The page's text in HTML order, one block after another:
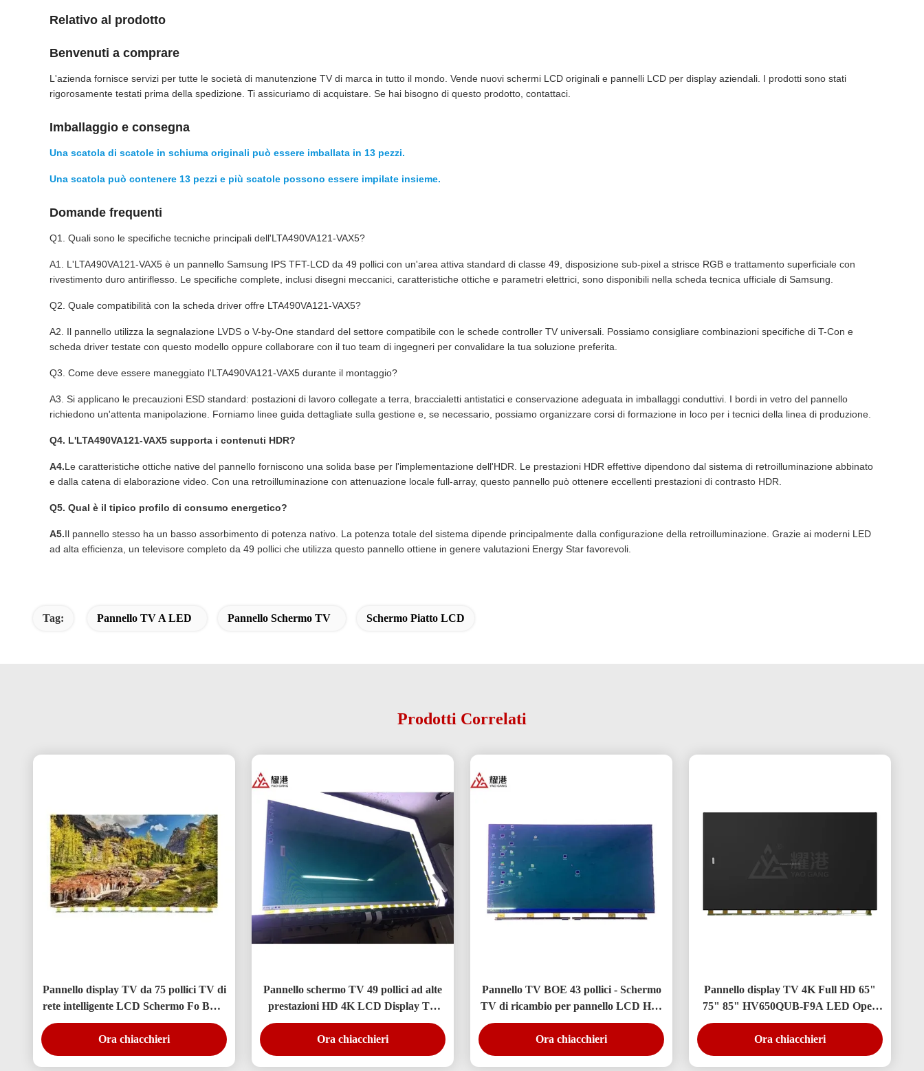
Relativo al prodotto
Benvenuti a comprare
L'azienda fornisce servizi per tutte le società di manutenzione TV di marca in tutto il mondo. Vende nuovi schermi LCD originali e pannelli LCD per display aziendali. I prodotti sono stati
rigorosamente testati prima della spedizione. Ti assicuriamo di acquistare. Se hai bisogno di questo prodotto, contattaci.
Imballaggio e consegna
Una scatola di scatole in schiuma originali può essere imballata in 13 pezzi.
Una scatola può contenere 13 pezzi e più scatole possono essere impilate insieme.
Domande frequenti
Q1. Quali sono le specifiche tecniche principali dell'LTA490VA121-VAX5?
A1. L'LTA490VA121-VAX5 è un pannello Samsung IPS TFT-LCD da 49 pollici con un'area attiva standard di classe 49, disposizione sub-pixel a strisce RGB e trattamento superficiale con
rivestimento duro antiriflesso. Le specifiche complete, inclusi disegni meccanici, caratteristiche ottiche e parametri elettrici, sono disponibili nella scheda tecnica ufficiale di Samsung.
Q2. Quale compatibilità con la scheda driver offre LTA490VA121-VAX5?
A2. Il pannello utilizza la segnalazione LVDS o V-by-One standard del settore compatibile con le schede controller TV universali. Possiamo consigliare combinazioni specifiche di T-Con e
scheda driver testate con questo modello oppure collaborare con il tuo team di ingegneri per convalidare la tua soluzione preferita.
Q3. Come deve essere maneggiato l'LTA490VA121-VAX5 durante il montaggio?
A3. Si applicano le precauzioni ESD standard: postazioni di lavoro collegate a terra, braccialetti antistatici e conservazione adeguata in imballaggi conduttivi. I bordi in vetro del pannello
richiedono un'attenta manipolazione. Forniamo linee guida dettagliate sulla gestione e, se necessario, possiamo organizzare corsi di formazione in loco per i tecnici della linea di produzione.
Q4. L'LTA490VA121-VAX5 supporta i contenuti HDR?
A4.Le caratteristiche ottiche native del pannello forniscono una solida base per l'implementazione dell'HDR. Le prestazioni HDR effettive dipendono dal sistema di retroilluminazione abbinato
e dalla catena di elaborazione video. Con una retroilluminazione con attenuazione locale full-array, questo pannello può ottenere eccellenti prestazioni di contrasto HDR.
Q5. Qual è il tipico profilo di consumo energetico?
A5.Il pannello stesso ha un basso assorbimento di potenza nativo. La potenza totale del sistema dipende principalmente dalla configurazione della retroilluminazione. Grazie ai moderni LED
ad alta efficienza, un televisore completo da 49 pollici che utilizza questo pannello ottiene in genere valutazioni Energy Star favorevoli.
Tag: Pannello TV A LED Pannello Schermo TV Schermo Piatto LCD
Prodotti Correlati
Pannello display TV da 75 pollici TV di
rete intelligente LCD Schermo Fo BOE
LG Hisense Sostituzione schermo
Ora chiacchieri
Pannello schermo TV 49 pollici ad alte
prestazioni HD 4K LCD Display TV
LED Monitor DV490FHB-NV0
Ora chiacchieri
Pannello TV BOE 43 pollici - Schermo
TV di ricambio per pannello LCD HV-
430FHB-N10
Ora chiacchieri
Pannello display TV 4K Full HD 65"
75" 85" HV650QUB-F9A LED Open
Cell
Ora chiacchieri